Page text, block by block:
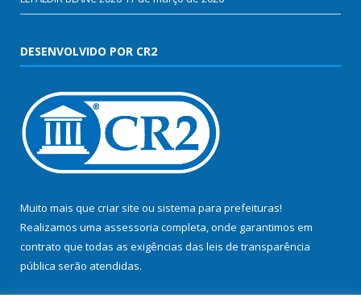
DESENVOLVIDO POR CR2
Muito mais que criar site ou sistema para prefeituras!
Realizamos uma assessoria completa, onde garantimos em
contrato que todas as exigências das leis de transparência
pública serão atendidas.